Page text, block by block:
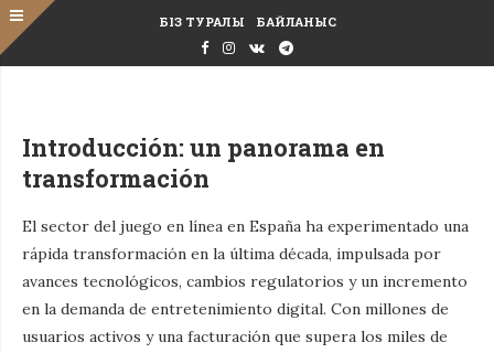
БІЗ ТУРАЛЫ БАЙЛАНЫС
Introducción: un panorama en
transformación
El sector del juego en línea en España ha experimentado una
rápida transformación en la última década, impulsada por
avances tecnológicos, cambios regulatorios y un incremento
en la demanda de entretenimiento digital. Con millones de
usuarios activos y una facturación que supera los miles de